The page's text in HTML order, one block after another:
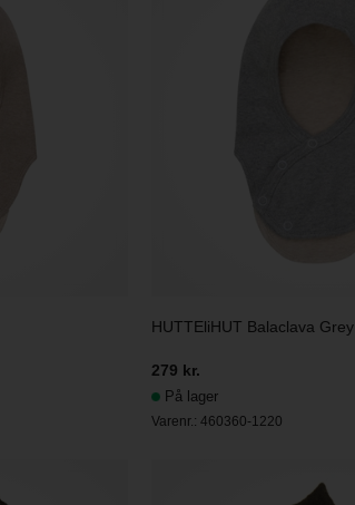
HUTTEliHUT Balaclava Grey
279 kr.
På lager
Varenr.:460360-1220